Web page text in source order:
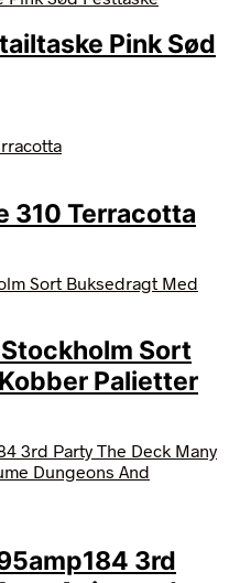
Pink Sød
310 Terracotta
kr..
Sort
Palietter
3rd